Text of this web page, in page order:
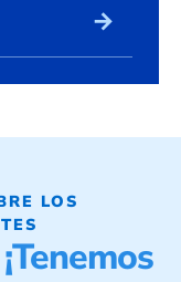
arrow_forward
LOS
¡Tenemos